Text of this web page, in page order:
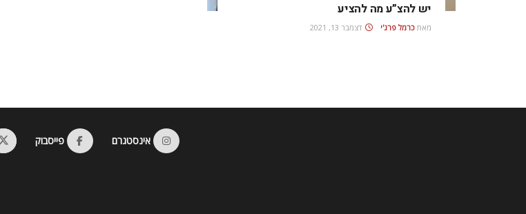
יש להצ”ע מה להציע
מאת כרמל פרג'י דצמבר 13, 2021
אינסטגרם פייסבוק